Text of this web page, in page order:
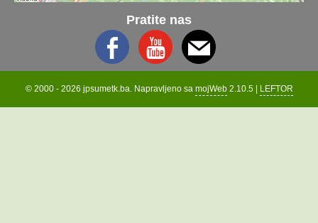
Pratite nas
© 2000 - 2026 jpsumetk.ba. Napravljeno sa mojWeb2.10.5 | LEFTOR